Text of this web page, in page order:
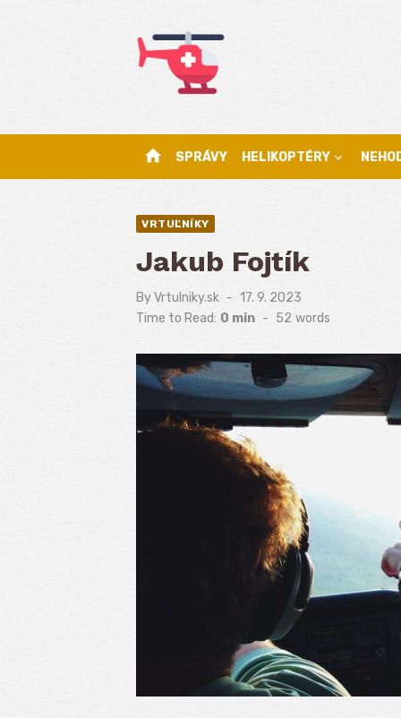
home SPRÁVY HELIKOPTÉRY
VRTUĽNÍKY
Jakub Fojtík
ByVrtulniky.sk
Posted
on
17. 9. 2023
Time to Read: 0 min - 52 words